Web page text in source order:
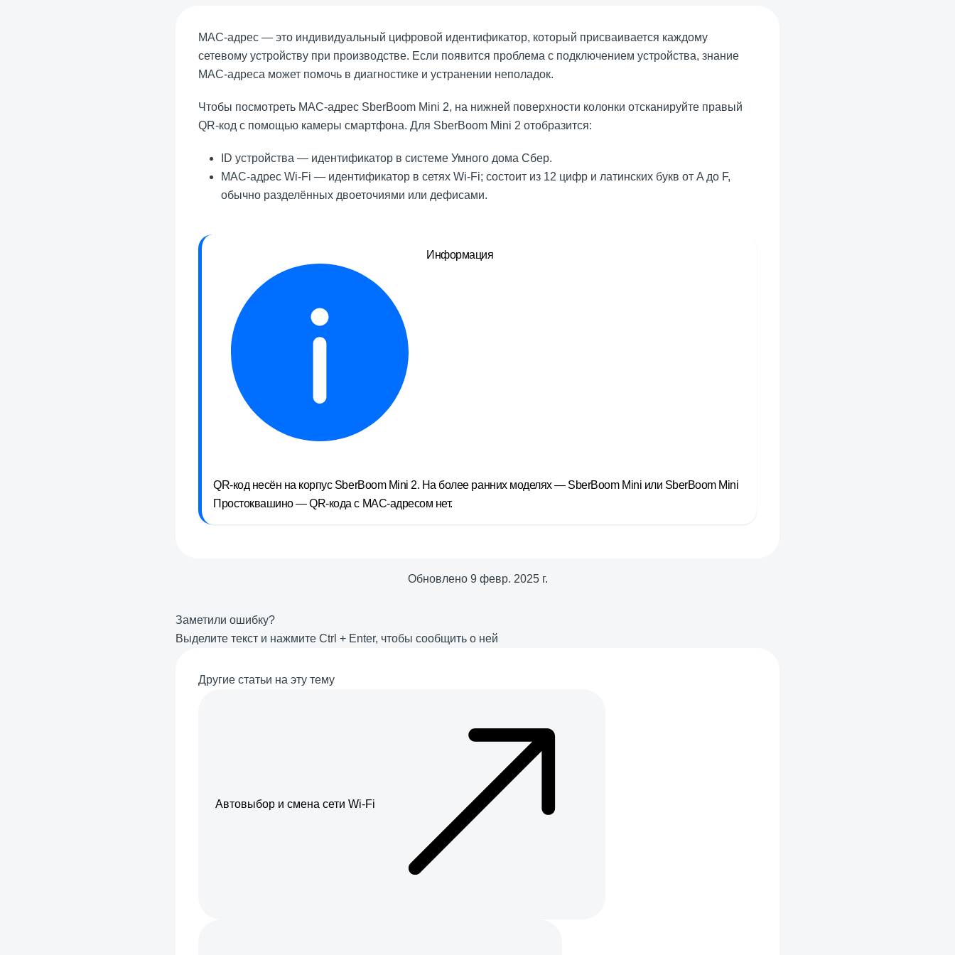
MAC-адрес — это индивидуальный цифровой идентификатор, который присваивается каждому
сетевому устройству при производстве. Если появится проблема с подключением устройства, знание
MAC-адреса может помочь в диагностике и устранении неполадок.
Чтобы посмотреть MAC-адрес SberBoom Mini 2, на нижней поверхности колонки отсканируйте правый
QR-код с помощью камеры смартфона. Для SberBoom Mini 2 отобразится:
ID устройства — идентификатор в системе Умного дома Сбер.
MAC-адрес Wi-Fi — идентификатор в сетях Wi-Fi; состоит из 12 цифр и латинских букв от A до F,
обычно разделённых двоеточиями или дефисами.
Информация
QR-код несён на корпус SberBoom Mini 2. На более ранних моделях — SberBoom Mini или SberBoom Mini
Простоквашино — QR-кода с MAC-адресом нет.
Обновлено 9 февр. 2025 г.
Заметили ошибку?
Выделите текст и нажмите Ctrl + Enter, чтобы сообщить о ней
Другие статьи на эту тему
Автовыбор и смена сети Wi-Fi